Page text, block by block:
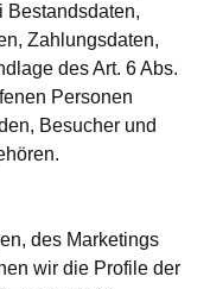
Bestandsdaten,
Zahlungsdaten,
des Art. 6 Abs.
Personen
Besucher und
des Marketings
wir die Profile der